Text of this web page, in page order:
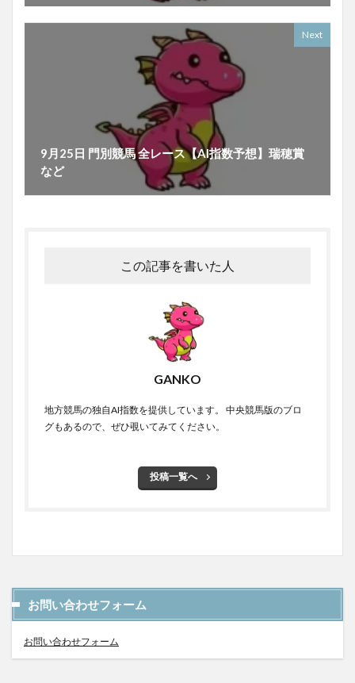
Next
9月25日 門別競馬 全レース【AI指数予想】瑞穂賞
など
この記事を書いた人
GANKO
地方競馬の独自AI指数を提供しています。 中央競馬版のブロ
グもあるので、ぜひ覗いてみてください。
投稿一覧へ
お問い合わせフォーム
お問い合わせフォーム